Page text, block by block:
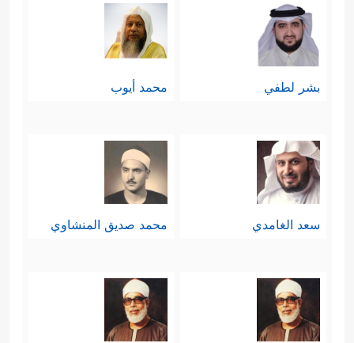
بشر لطفي محمد أيوب
سعد الغامدي محمد صديق المنشاوي